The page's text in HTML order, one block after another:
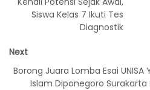
Siswa Kelas 7 Ikuti Tes
Diagnostik
Next
Borong Juara Lomba Esai
Islam Diponegoro Surakarta